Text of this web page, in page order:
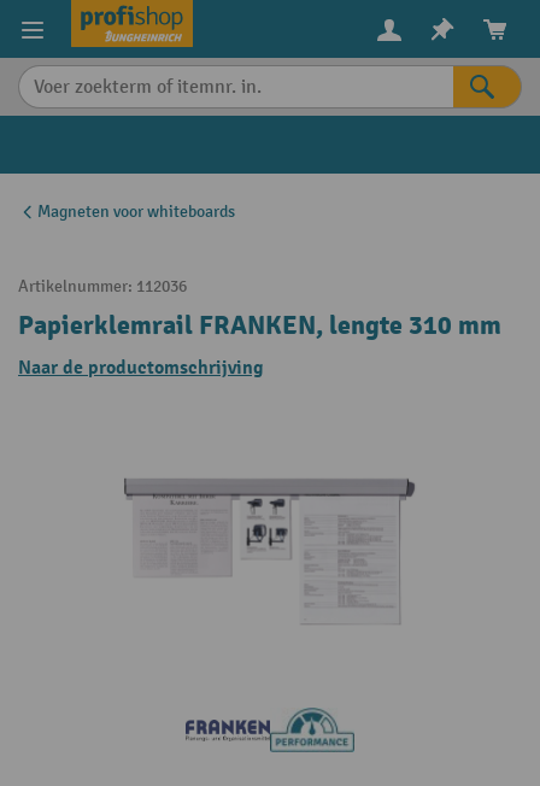
content
Magneten voor whiteboards
Artikelnummer: 112036
Papierklemrail FRANKEN, lengte 310 mm
Naar de productomschrijving